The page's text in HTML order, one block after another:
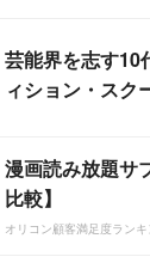
芸能界を志す
ィション・スク
漫画読み放題サ
比較】
オリコン顧客満足度ラン